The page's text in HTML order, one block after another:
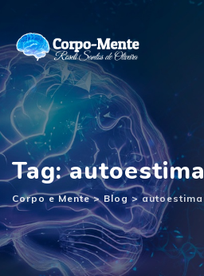
o
conteúdo
Tag: autoestima
Corpo e Mente> Blog >autoestima